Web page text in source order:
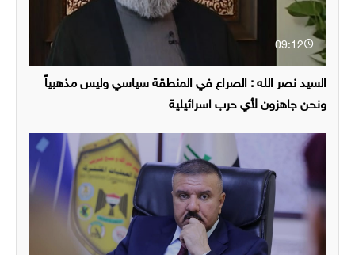
09:12
السيد نصر الله : الصراع في المنطقة سياسي وليس مذهبياً
ونحن جاهزون لأي حرب اسرائيلية